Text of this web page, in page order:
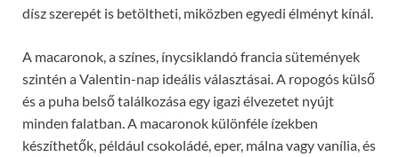
dísz szerepét is betöltheti, miközben egyedi élményt kínál.
A macaronok, a színes, ínycsiklandó francia sütemények
szintén a Valentin-nap ideális választásai. A ropogós külső
és a puha belső találkozása egy igazi élvezetet nyújt
minden falatban. A macaronok különféle ízekben
készíthetők, például csokoládé, eper, málna vagy vanília, és